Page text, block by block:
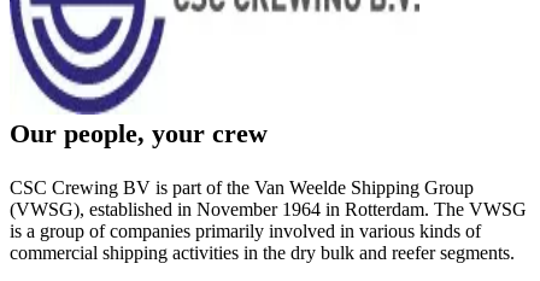
Our people, your crew
CSC Crewing BV is part of the Van Weelde Shipping Group
(VWSG), established in November 1964 in Rotterdam. The VWSG
is a group of companies primarily involved in various kinds of
commercial shipping activities in the dry bulk and reefer segments.